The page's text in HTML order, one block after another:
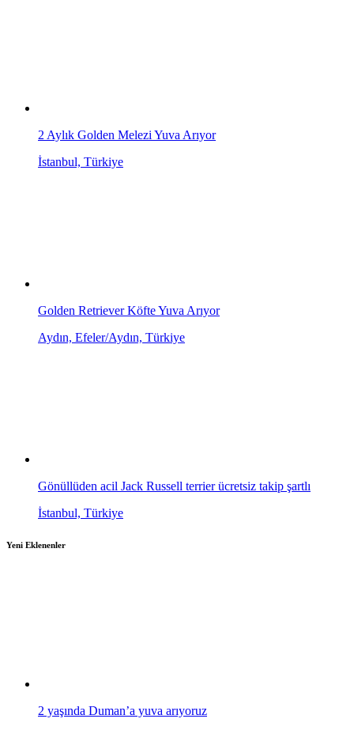
2 Aylık Golden Melezi Yuva Arıyor
İstanbul, Türkiye
Golden Retriever Köfte Yuva Arıyor
Aydın, Efeler/Aydın, Türkiye
Gönüllüden acil Jack Russell terrier ücretsiz takip şartlı
İstanbul, Türkiye
Yeni Eklenenler
2 yaşında Duman’a yuva arıyoruz